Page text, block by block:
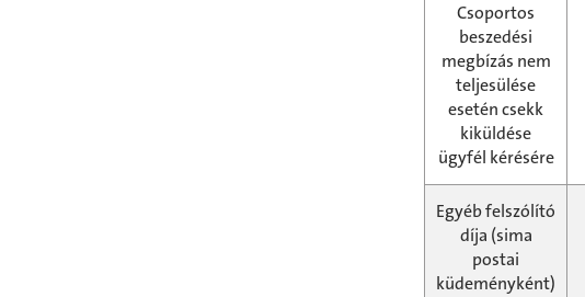
Csoportos
beszedési
megbízás nem
teljesülése
esetén csekk
kiküldése
ügyfél kérésére
Egyéb felszólító
díja (sima
postai
küdeményként)